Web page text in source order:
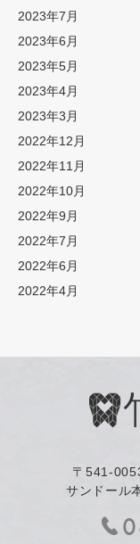
2023年7月
2023年6月
2023年5月
2023年4月
2023年3月
2022年12月
2022年11月
2022年10月
2022年9月
2022年7月
2022年6月
2022年4月
〒541-
サンドール